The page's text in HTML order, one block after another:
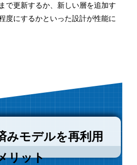
で更新するか、新しい層を追加す
度にするかといった設計が性能に
みモデルを再利用
リット